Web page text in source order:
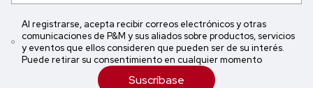
Al registrarse, acepta recibir correos electrónicos y otras
comunicaciones de P&M y sus aliados sobre productos, servicios
y eventos que ellos consideren que pueden ser de su interés.
Puede retirar su consentimiento en cualquier momento
Suscríbase